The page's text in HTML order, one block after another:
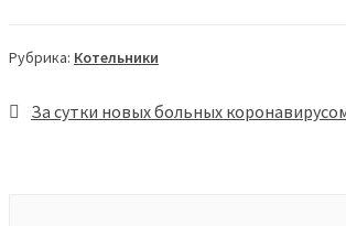
Рубрика: Котельники
Навигация
За сутки новых больных